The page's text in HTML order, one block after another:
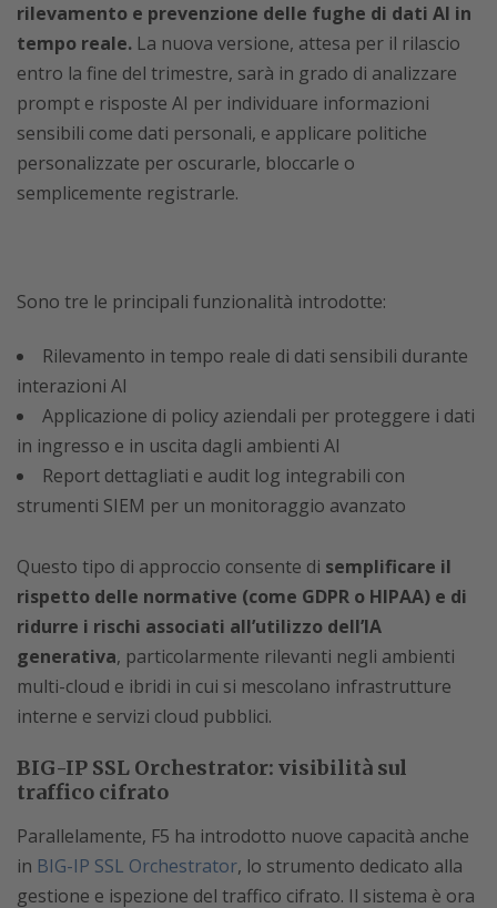
rilevamento e prevenzione delle fughe di dati AI in
tempo reale. La nuova versione, attesa per il rilascio
entro la fine del trimestre, sarà in grado di analizzare
prompt e risposte AI per individuare informazioni
sensibili come dati personali, e applicare politiche
personalizzate per oscurarle, bloccarle o
semplicemente registrarle.
Sono tre le principali funzionalità introdotte:
Rilevamento in tempo reale di dati sensibili durante
interazioni AI
Applicazione di policy aziendali per proteggere i dati
in ingresso e in uscita dagli ambienti AI
Report dettagliati e audit log integrabili con
strumenti SIEM per un monitoraggio avanzato
Questo tipo di approccio consente di semplificare il
rispetto delle normative (come GDPR o HIPAA) e di
ridurre i rischi associati all’utilizzo dell’IA
generativa, particolarmente rilevanti negli ambienti
multi-cloud e ibridi in cui si mescolano infrastrutture
interne e servizi cloud pubblici.
BIG-IP SSL Orchestrator: visibilità sul
traffico cifrato
Parallelamente, F5 ha introdotto nuove capacità anche
in BIG-IP SSL Orchestrator, lo strumento dedicato alla
gestione e ispezione del traffico cifrato. Il sistema è ora